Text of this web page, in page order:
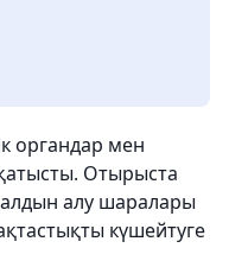
органдар мен
Отырыста
алдын алу шаралары
күшейтуге